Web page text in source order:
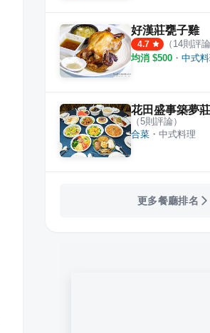
好漢莊甕子雞
4.7 （ 14則評論
均消 $500 ・ 中式
花田盛事築夢
（5則評論）
合菜 ・ 中式料理
更多餐廳排名